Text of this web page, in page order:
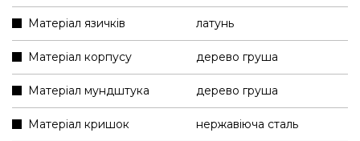
Матеріал язичків латунь
Матеріал корпусу дерево груша
Матеріал мундштука дерево груша
Матеріал кришок нержавіюча сталь